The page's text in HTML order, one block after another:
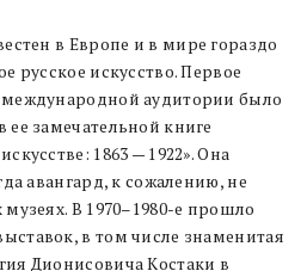
в Европе и в мире гораздо
русское искусство. Первое
аудитории было
замечательной книге
1863 — 1922». Она
авангард, к сожалению, не
В 1970–1980-е прошло
в том числе знаменитая
Дионисовича Костаки в